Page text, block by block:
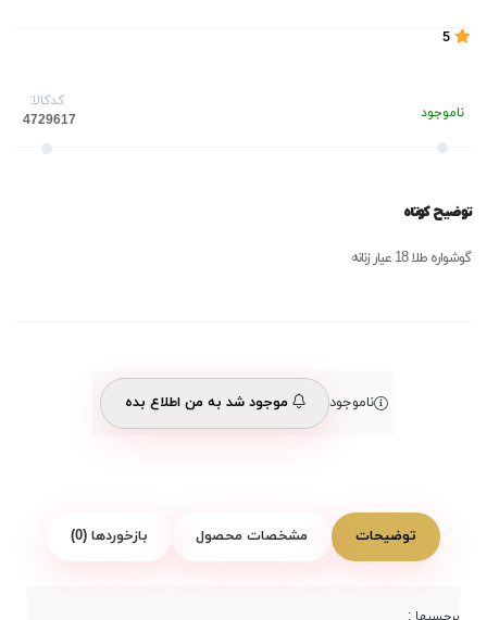
ناموجود
کدکالا:
توضیح کوتاه
گوشواره طلا 18 عیار زنانه
ناموجود موجود شد به من اطلاع بده
توضیحات مشخصات محصول بازخوردها (0)